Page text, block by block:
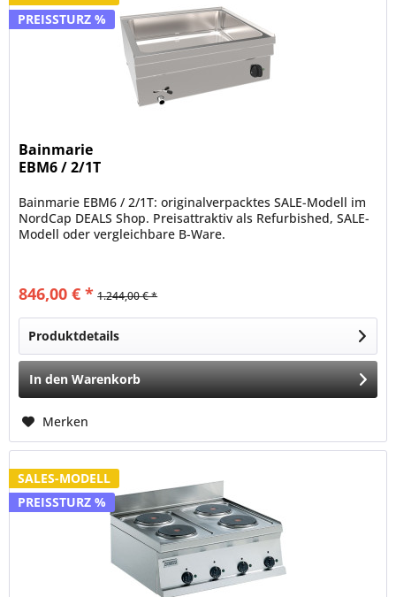
PREISSTURZ %
Bainmarie
EBM6 / 2/1T
Bainmarie EBM6 / 2/1T: originalverpacktes SALE-Modell im
NordCap DEALS Shop. Preisattraktiv als Refurbished, SALE-
Modell oder vergleichbare B-Ware.
846,00 € * 1.244,00 € *
Produktdetails
In den Warenkorb
Merken
SALES-MODELL
PREISSTURZ %